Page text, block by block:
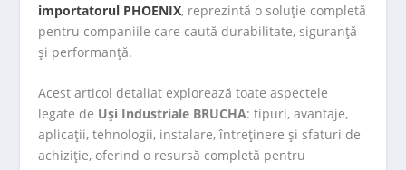
importatorul PHOENIX, reprezintă o soluție completă
pentru companiile care caută durabilitate, siguranță
și performanță.
Acest articol detaliat explorează toate aspectele
legate de Uși Industriale BRUCHA: tipuri, avantaje,
aplicații, tehnologii, instalare, întreținere și sfaturi de
achiziție, oferind o resursă completă pentru